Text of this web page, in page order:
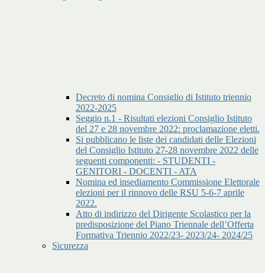
Decreto di nomina Consiglio di Istituto triennio
2022-2025
Seggio n.1 - Risultati elezioni Consiglio Istituto
del 27 e 28 novembre 2022: proclamazione eletti.
Si pubblicano le liste dei candidati delle Elezioni
del Consiglio Istituto 27-28 novembre 2022 delle
seguenti componenti: - STUDENTI -
GENITORI - DOCENTI - ATA
Nomina ed insediamento Commissione Elettorale
elezioni per il rinnovo delle RSU 5-6-7 aprile
2022.
Atto di indirizzo del Dirigente Scolastico per la
predisposizione del Piano Triennale dell’Offerta
Formativa Triennio 2022/23- 2023/24- 2024/25
Sicurezza